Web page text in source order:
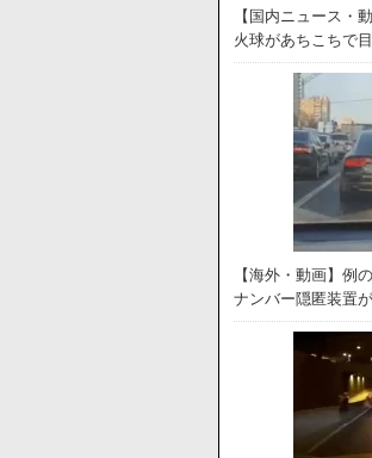
【国内ニュース・
火球があちこちで
【海外・動画】例
ナンバー隠匿装置